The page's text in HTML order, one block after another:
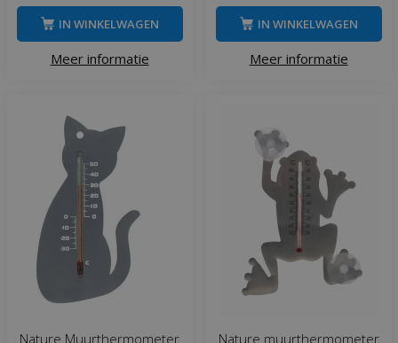
Meer informatie
IN WINKELWAGEN
Meer informatie
IN WINKELWAGEN
Nature Muurthermometer
Nature muurthermometer